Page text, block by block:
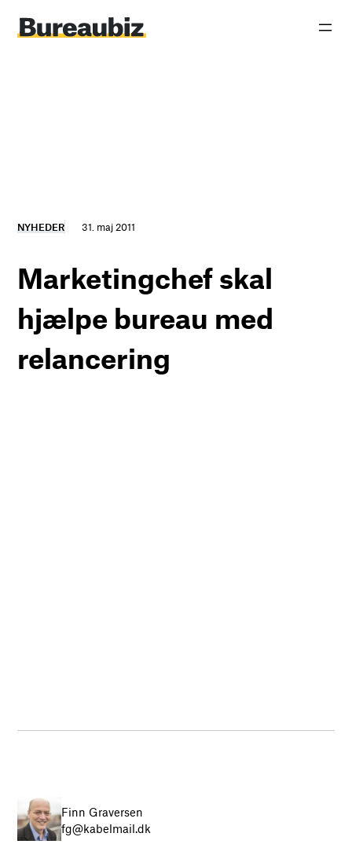
indhold
NYHEDER 31. maj 2011
Marketingchef skal
hjælpe bureau med
relancering
Finn Graversen
fg@kabelmail.dk